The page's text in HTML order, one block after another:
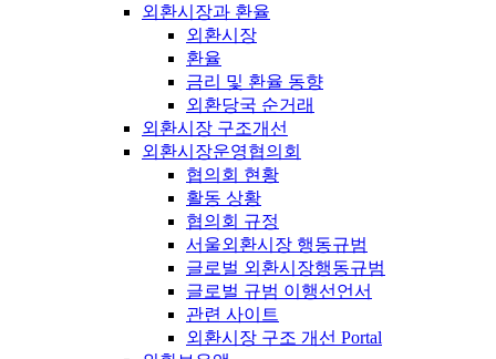
외환시장과 환율
외환시장
환율
금리 및 환율 동향
외환당국 순거래
외환시장 구조개선
외환시장운영협의회
협의회 현황
활동 상황
협의회 규정
서울외환시장 행동규범
글로벌 외환시장행동규범
글로벌 규범 이행선언서
관련 사이트
외환시장 구조 개선 Portal